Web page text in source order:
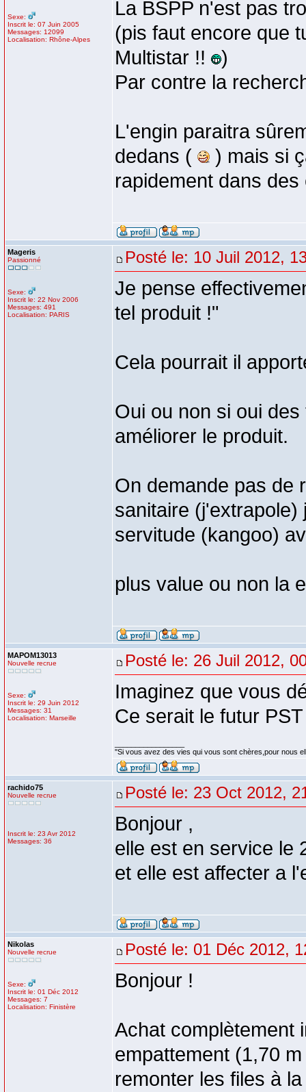
Sexe:
Inscrit le: 07 Juin 2005
Messages: 12099
Localisation: Rhône-Alpes
La BSPP n'est pas
(pis faut encore que
Multistar !!
)
Par contre la
L'engin paraitra
dedans (
) mais si
rapidement dans
Mageris
Passionné
Sexe:
Inscrit le: 22 Nov 2006
Messages: 491
Localisation: PARIS
Posté le: 10 Juil 2012,
Je pense
tel produit !"
Cela pourrait il
Oui ou non si oui
améliorer le produit.
On demande pas de
sanitaire
servitude (kangoo)
plus value ou non la
MAPOM13013
Nouvelle recrue
Sexe:
Inscrit le: 29 Juin 2012
Messages: 31
Localisation: Marseille
Posté le: 26 Juil 2012,
Imaginez que vous
Ce serait le futur
''Si vous avez des vies qui vous sont chères,pour nous
rachido75
Nouvelle recrue
Inscrit le: 23 Avr 2012
Messages: 36
Posté le: 23 Oct 2012,
Bonjour ,
elle est en service le
et elle est affecter a
Nikolas
Nouvelle recrue
Sexe:
Inscrit le: 01 Déc 2012
Messages: 7
Localisation: Finistère
Posté le: 01 Déc 2012,
Bonjour !
Achat complètement
empattement (1,70
remonter les files à